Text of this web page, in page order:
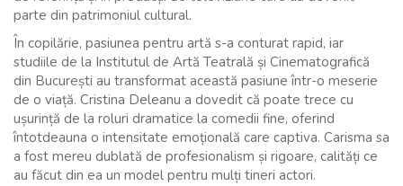
parte din patrimoniul cultural.
În copilărie, pasiunea pentru artă s-a conturat rapid, iar
studiile de la Institutul de Artă Teatrală și Cinematografică
din București au transformat această pasiune într-o meserie
de o viață. Cristina Deleanu a dovedit că poate trece cu
ușurință de la roluri dramatice la comedii fine, oferind
întotdeauna o intensitate emoțională care captiva. Carisma sa
a fost mereu dublată de profesionalism și rigoare, calități ce
au făcut din ea un model pentru mulți tineri actori.